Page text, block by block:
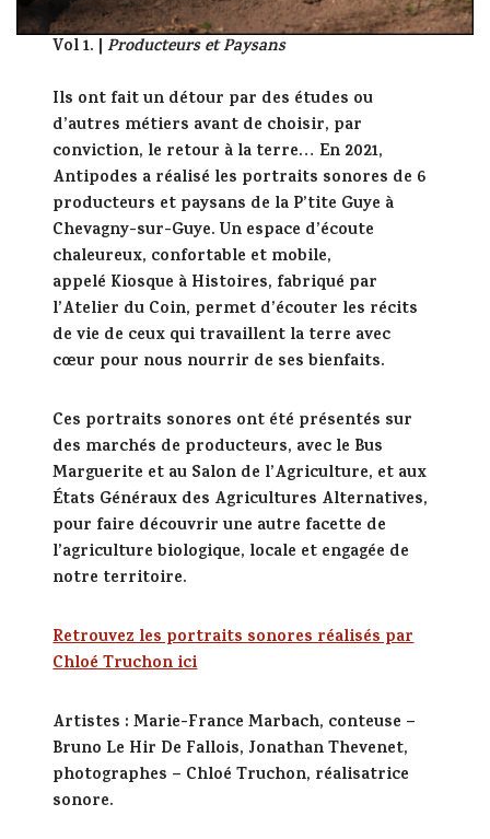
Vol 1. |Producteurs et Paysans
Ils ont fait un détour par des études ou
d’autres métiers avant de choisir, par
conviction, le retour à la terre… En 2021,
Antipodes a réalisé les portraits sonores de 6
producteurs et paysans de la P’tite Guye à
Chevagny-sur-Guye.Un espace d’écoute
chaleureux, confortable et mobile,
appelé Kiosque à Histoires, fabriqué par
l’Atelier du Coin, permet d’écouter les récits
de vie de ceux qui travaillent la terre avec
cœur pour nous nourrir de ses bienfaits.
Ces portraits sonores ont été présentés sur
des marchés de producteurs, avec le Bus
Marguerite et au Salon de l’Agriculture, et aux
États Généraux des Agricultures Alternatives,
pour faire découvrir une autre facette de
l’agriculture biologique, locale et engagée de
notre territoire.
Retrouvez les portraits sonores réalisés par
Chloé Truchon ici
Artistes : Marie-France Marbach, conteuse –
Bruno Le Hir De Fallois, Jonathan Thevenet,
photographes – Chloé Truchon, réalisatrice
sonore.